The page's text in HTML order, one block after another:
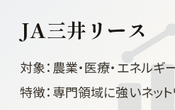
JA三井リース
対象：農業・医療・エネル
特徴：専門領域に強いネッ